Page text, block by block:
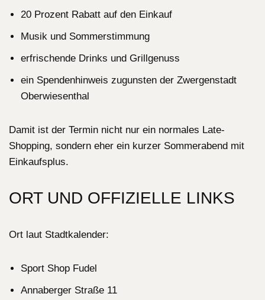
20 Prozent Rabatt auf den Einkauf
Musik und Sommerstimmung
erfrischende Drinks und Grillgenuss
ein Spendenhinweis zugunsten der Zwergenstadt
Oberwiesenthal
Damit ist der Termin nicht nur ein normales Late-
Shopping, sondern eher ein kurzer Sommerabend mit
Einkaufsplus.
ORT UND OFFIZIELLE LINKS
Ort laut Stadtkalender:
Sport Shop Fudel
Annaberger Straße 11